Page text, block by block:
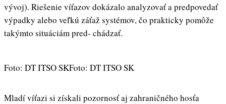
vývoj). Riešenie víťazov dokázalo analyzovať a predpovedať
výpadky alebo veľkú záťaž systémov, čo prakticky pomôže
takýmto situáciám pred- chádzať.
Foto: DT ITSO SKFoto: DT ITSO SK
Mladí víťazi si získali pozornosť aj zahraničného hosťa